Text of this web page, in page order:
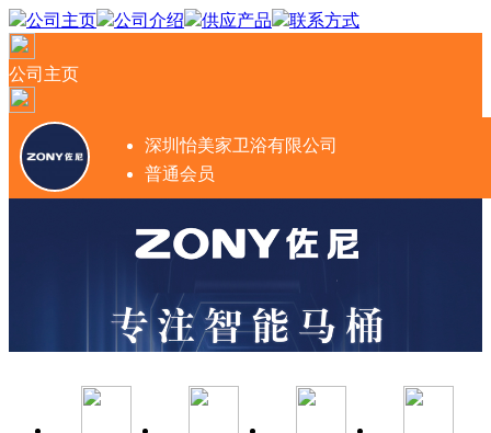
公司主页 公司介绍 供应产品 联系方式
公司主页
深圳怡美家卫浴有限公司
普通会员